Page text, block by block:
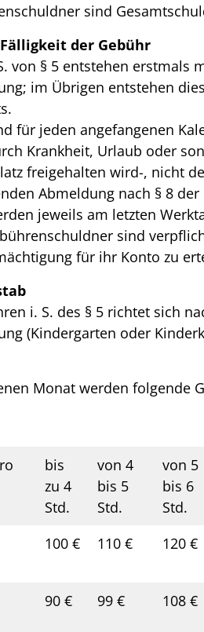
sind
der Gebühr
von § 5 entstehen erstmals
im Übrigen entstehen
für jeden angefangenen
Krankheit, Urlaub oder
freigehalten wird-, nicht
Abmeldung nach § 8
jeweils am letzten
sind
für ihr Konto zu
i. S. des § 5 richtet sich
(Kindergarten oder
Monat werden folgende
bis
zu 4
Std.
von 4
bis 5
Std.
von 5
bis 6
Std.
100 € 110 € 120 €
90 € 99 € 108 €